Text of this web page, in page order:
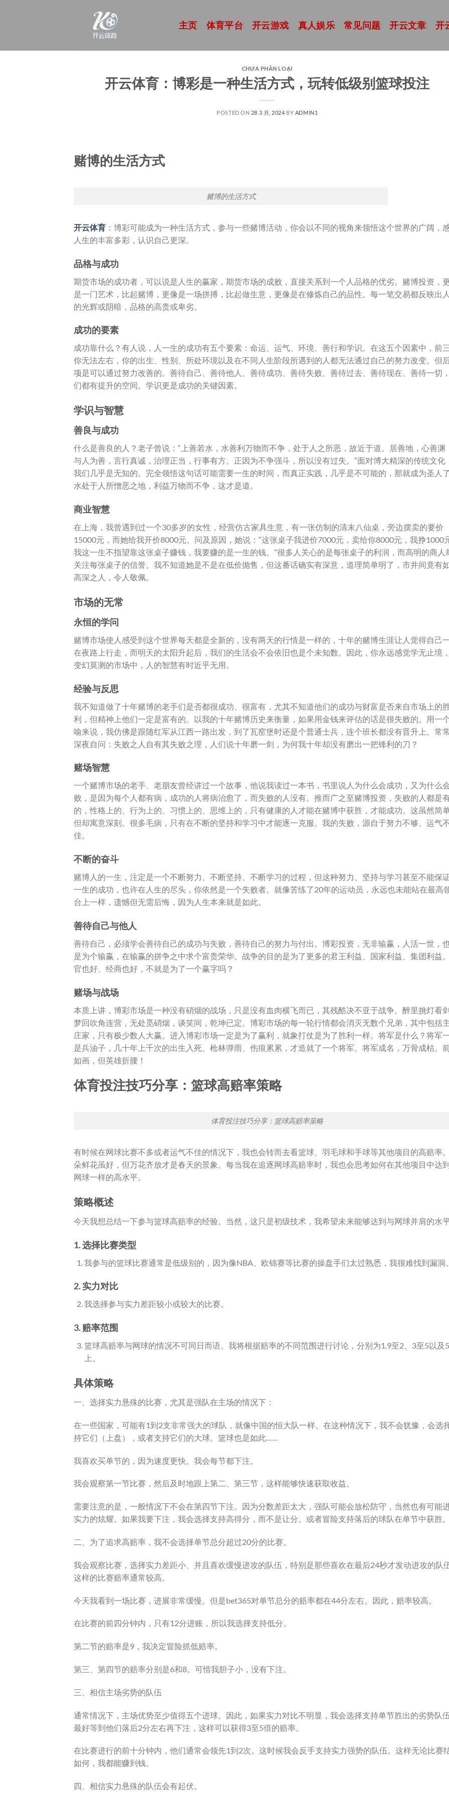
主页 体育平台 开云游戏 真人娱乐 常见问题 开云文章 开
CHƯA PHÂN LOẠI
开云体育：博彩是一种生活方式，玩转低级别篮球投注
POSTED ON 28 3 月, 2024 BY ADMIN1
赌博的生活方式
赌博的生活方式
开云体育 ：博彩可能成为一种生活方式，参与一些赌博活动，你会以不同的视角来领悟这个世界的广阔，
人生的丰富多彩，认识自己更深。
品格与成功
期货市场的成功者，可以说是人生的赢家，期货市场的成败，直接关系到一个人品格的优劣。赌博投资，
是一门艺术，比起赌博，更像是一场拼搏，比起做生意，更像是在修炼自己的品性。每一笔交易都反映出
的光辉或阴暗，品格的高贵或卑劣。
成功的要素
成功靠什么？有人说，人一生的成功有五个要素：命运、运气、环境、善行和学识。在这五个因素中，前
你无法左右，你的出生、性别、所处环境以及在不同人生阶段所遇到的人都无法通过自己的努力改变。但
项是可以通过努力改善的。善待自己、善待他人、善待成功、善待失败、善待过去、善待现在、善待一切
们都有提升的空间。学识更是成功的关键因素。
学识与智慧
善良与成功
什么是善良的人？老子曾说：“上善若水，水善利万物而不争，处于人之所恶，故近于道。居善地，心善渊
与人为善，言行真诚，治理正当，行事有方。正因为不争强斗，所以没有过失。”面对博大精深的传统文化
我们几乎是无知的。完全领悟这句话可能需要一生的时间，而真正实践，几乎是不可能的，那就成为圣人了
水处于人所憎恶之地，利益万物而不争，这才是道。
商业智慧
在上海，我曾遇到过一个30多岁的女性，经营仿古家具生意，有一张仿制的清末八仙桌，旁边摆卖的要价
15000元，而她给我开价8000元。问及原因，她说：“这张桌子我进价7000元，卖给你8000元，我挣1000
我这一生不指望靠这张桌子赚钱，我要赚的是一生的钱。”很多人关心的是每张桌子的利润，而高明的商人
关注每张桌子的信誉。我不知道她是不是在低价抛售，但这番话确实有深意，道理简单明了，市井间竟有
高深之人，令人敬佩。
市场的无常
永恒的学问
赌博市场使人感受到这个世界每天都是全新的，没有两天的行情是一样的，十年的赌博生涯让人觉得自己
在夜路上行走，而明天的太阳升起后，我们的生活会不会依旧也是个未知数。因此，你永远感觉学无止境
变幻莫测的市场中，人的智慧有时近乎无用。
经验与反思
我不知道做了十年赌博的老手们是否都很成功、很富有，尤其不知道他们的成功与财富是否来自市场上的
利，但精神上他们一定是富有的。以我的十年赌博历史来衡量，如果用金钱来评估的话是很失败的。用一
喻来说，我仿佛是跟随红军从江西一路出发，到了瓦窑堡时还是个普通士兵，连个班长都没有晋升上。常
深夜自问：失败之人自有其失败之理，人们说十年磨一剑，为何我十年却没有磨出一把锋利的刀？
赌场智慧
一个赌博市场的老手、老朋友曾经讲过一个故事，他说我读过一本书，书里说人为什么会成功，又为什么
败，是因为每个人都有病，成功的人将病治愈了，而失败的人没有。推而广之至赌博投资，失败的人都是
的，性格上的、行为上的、习惯上的、思维上的，只有健康的人才能在赌博中获胜，才能成功。这虽然简单
但却寓意深刻。很多毛病，只有在不断的坚持和学习中才能逐一克服。我的失败，源自于努力不够、运气
佳。
不断的奋斗
赌博人的一生，注定是一个不断努力、不断坚持、不断学习的过程，但这种努力、坚持与学习甚至不能保
一生的成功，也许在人生的尽头，你依然是一个失败者。就像苦练了20年的运动员，永远也未能站在最高
台上一样，遗憾但无需后悔，因为人生本来就是如此。
善待自己与他人
善待自己，必须学会善待自己的成功与失败，善待自己的努力与付出。博彩投资，无非输赢，人活一世，
是为个输赢，在输赢的拼争之中求个富贵荣华。战争的目的是为了更多的君王利益、国家利益、集团利益
官也好、经商也好，不就是为了一个赢字吗？
赌场与战场
本质上讲，博彩市场是一种没有硝烟的战场，只是没有血肉横飞而已，其残酷决不亚于战争。醉里挑灯看剑
梦回吹角连营，无处觅硝烟，谈笑间，乾坤已定。博彩市场的每一轮行情都会消灭无数个兄弟，其中包括
庄家，只有极少数人大赢。进入博彩市场一定是为了赢利，就象打仗是为了胜利一样。将军是什么？将军
是兵油子，几十年上千次的出生入死、枪林弹雨、伤痕累累，才造就了一个将军。将军成名，万骨成枯。
如画，但英雄折腰！
体育投注技巧分享：篮球高赔率策略
体育投注技巧分享：篮球高赔率策略
有时候在网球比赛不多或者运气不佳的情况下，我也会转而去看篮球、羽毛球和手球等其他项目的高赔率
朵鲜花虽好，但万花齐放才是春天的景象。每当我在追逐网球高赔率时，我也会思考如何在其他项目中达
网球一样的高水平。
策略概述
今天我想总结一下参与篮球高赔率的经验。当然，这只是初级技术，我希望未来能够达到与网球并肩的水平
1. 选择比赛类型
我参与的篮球比赛通常是低级别的，因为像NBA、欧锦赛等比赛的操盘手们太过熟悉，我很难找到漏洞。
2. 实力对比
我选择参与实力差距较小或较大的比赛。
3. 赔率范围
篮球高赔率与网球的情况不可同日而语。我将根据赔率的不同范围进行讨论，分别为1.9至2、3至5以及
上。
具体策略
一、选择实力悬殊的比赛，尤其是强队在主场的情况下：
在一些国家，可能有1到2支非常强大的球队，就像中国的恒大队一样。在这种情况下，我不会犹豫，会选
持它们（上盘），或者支持它们的大球。篮球也是如此……
我喜欢买单节的，因为速度更快。我会每节都下注。
我会观察第一节比赛，然后及时地跟上第二、第三节，这样能够快速获取收益。
需要注意的是，一般情况下不会在第四节下注。因为分数差距太大，强队可能会放松防守，当然也有可能
实力的炫耀。如果我要下注，我会选择支持高得分，而不是让分。或者冒险支持落后的球队在单节中获胜。
二、为了追求高赔率，我不会选择单节总分超过20分的比赛。
我会观察比赛，选择实力差距小、并且喜欢缓慢进攻的队伍，特别是那些喜欢在最后24秒才发动进攻的队伍
这样的比赛赔率通常较高。
今天我看到一场比赛，进展非常缓慢。但是bet365对单节总分的赔率都在44分左右。因此，赔率较高。
在比赛的前四分钟内，只有12分进账，所以我选择支持低分。
第二节的赔率是9，我决定冒险抓低赔率。
第三、第四节的赔率分别是6和8。可惜我胆子小，没有下注。
三、相信主场劣势的队伍
通常情况下，主场优势至少值得五个进球。因此，如果实力对比不明显，我会选择支持单节胜出的劣势队伍
最好等到他们落后2分左右再下注，这样可以获得3至5倍的赔率。
在比赛进行的前十分钟内，他们通常会领先1到2次。这时候我会反手支持实力强势的队伍。这样无论比赛
如何，我都能赚到钱。
四、相信实力悬殊的队伍会有起伏。